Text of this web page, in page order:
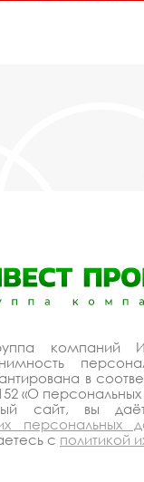
компаний
в
«О персональных
сайт, вы
персональных
с политикой